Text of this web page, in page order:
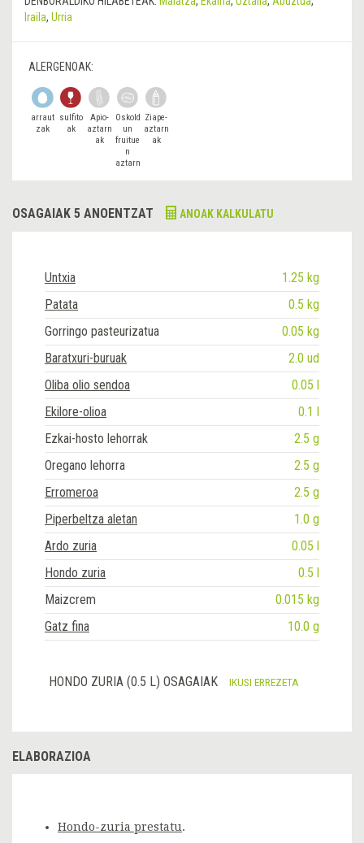
Iraila, Urria
ALERGENOAK:
arraut
zak
sulfito
ak
Apio-
aztarn
ak
Oskold
un
fruitue
n
aztarn
Ziape-
aztarn
ak
OSAGAIAK 5 ANOENTZAT ANOAK KALKULATU
Untxia
1.25 kg
Patata
0.5 kg
Gorringo pasteurizatua
0.05 kg
Baratxuri-buruak
2.0 ud
Oliba olio sendoa
0.05 l
Ekilore-olioa
0.1 l
Ezkai-hosto lehorrak
2.5 g
Oregano lehorra
2.5 g
Erromeroa
2.5 g
Piperbeltza aletan
1.0 g
Ardo zuria
0.05 l
Hondo zuria
0.5 l
Maizcrem
0.015 kg
Gatz fina
10.0 g
HONDO ZURIA (0.5 L) OSAGAIAK IKUSI ERREZETA
ELABORAZIOA
Hondo-zuria prestatu.